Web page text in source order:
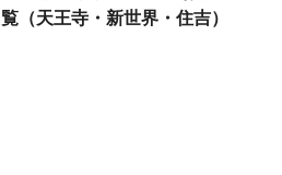
覧（天王寺・新世界・住吉）